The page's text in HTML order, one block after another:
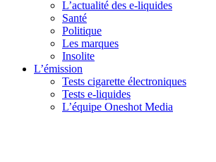
L’actualité des e-liquides
Santé
Politique
Les marques
Insolite
L’émission
Tests cigarette électroniques
Tests e-liquides
L’équipe Oneshot Media